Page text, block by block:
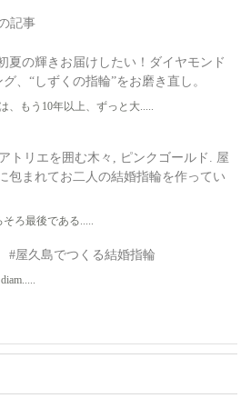
記事
夏の輝きお届けしたい！ダイヤモンド
、“しずくの指輪”をお磨き直し。
、もう10年以上、ずっと大.....
トリエを囲む木々, ピンクゴールド. 屋
包まれてお二人の結婚指輪を作ってい
ろ最後である.....
屋久島でつくる結婚指輪